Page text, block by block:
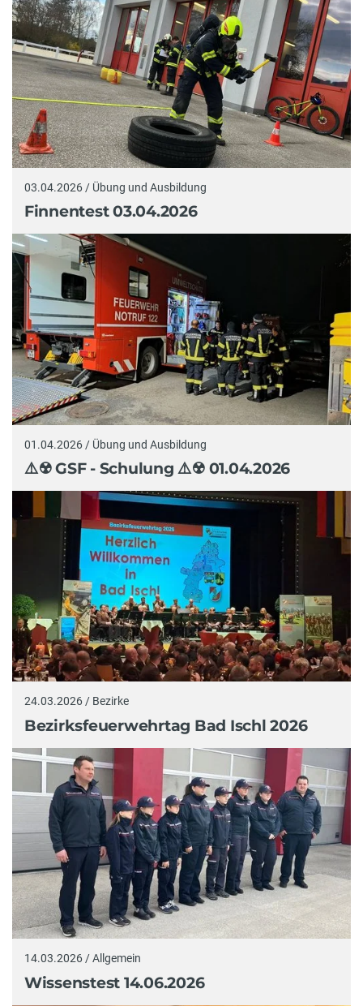
03.04.2026 / Übung und Ausbildung
Finnentest 03.04.2026
01.04.2026 / Übung und Ausbildung
⚠️☢️ GSF - Schulung ⚠️☢️ 01.04.2026
24.03.2026 / Bezirke
Bezirksfeuerwehrtag Bad Ischl 2026
14.03.2026 / Allgemein
Wissenstest 14.06.2026